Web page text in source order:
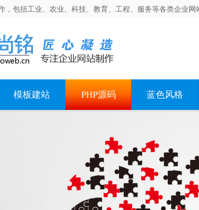
，包括工业、农业、科技、教育、工程、服务等各类企业网
模板建站 PHP源码 蓝色风格